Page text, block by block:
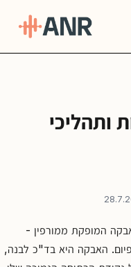
ותהליכי
המופקת ממורפין -
האבקה היא בד"כ לבנה,